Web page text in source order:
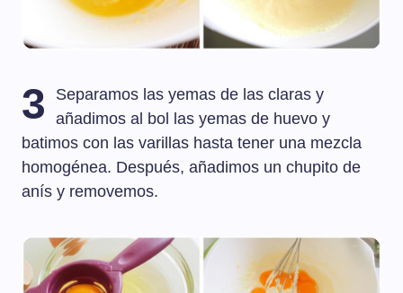
3
Separamos las yemas de las claras y
añadimos al bol las yemas de huevo y
batimos con las varillas hasta tener una mezcla
homogénea. Después, añadimos un chupito de
anís y removemos.